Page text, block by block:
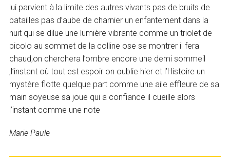
lui parvient à la limite des autres vivants pas de bruits de
batailles pas d’aube de charnier un enfantement dans la
nuit qui se dilue une lumière vibrante comme un triolet de
picolo au sommet de la colline ose se montrer il fera
chaud,on cherchera l’ombre encore une demi sommeil
,l’instant où tout est espoir on oublie hier et l’Histoire un
mystère flotte quelque part comme une aile effleure de sa
main soyeuse sa joue qui a confiance il cueille alors
l’instant comme une note
Marie-Paule